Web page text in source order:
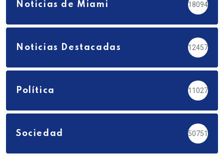
Noticias de Miami 18094
Noticias Destacadas 12457
Política 11027
Sociedad 50751